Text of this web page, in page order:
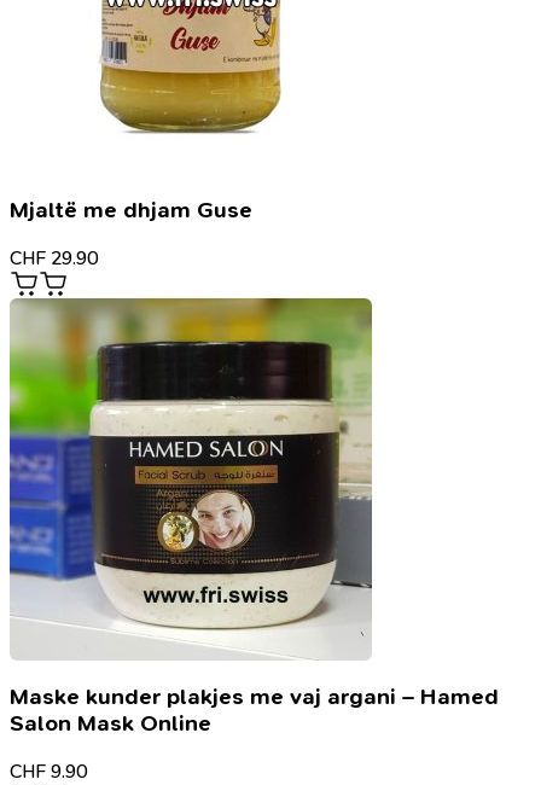
Mjaltë me dhjam Guse
CHF 29.90
Maske kunder plakjes me vaj argani – Hamed
Salon Mask Online
CHF 9.90